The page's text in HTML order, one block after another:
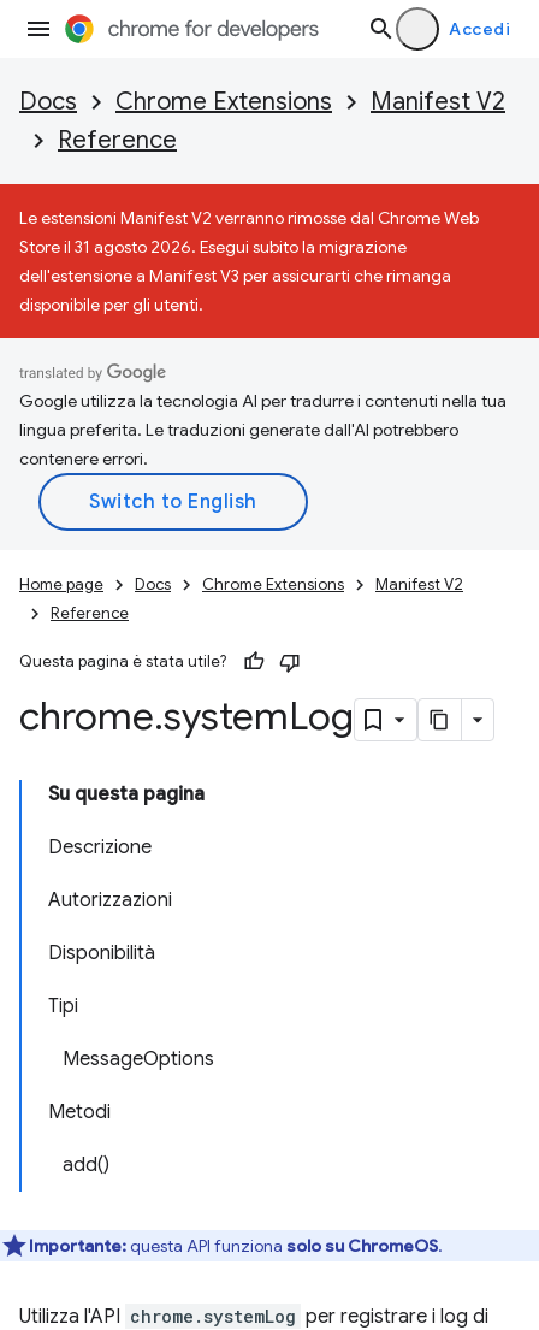
Accedi
Docs Chrome Extensions
Manifest V2
Reference
Le estensioni Manifest V2 verranno rimosse dal Chrome Web
Store il 31 agosto 2026. Esegui subito la migrazione
dell'estensione a Manifest V3 per assicurarti che rimanga
disponibile per gli utenti.
Google utilizza la tecnologia AI per tradurre i contenuti nella tua
lingua preferita. Le traduzioni generate dall'AI potrebbero
contenere errori.
Home page Docs Chrome Extensions
Manifest V2
Reference
Questa pagina è stata utile?
chrome.systemLog
Su questa pagina
Descrizione
Autorizzazioni
Disponibilità
Tipi
MessageOptions
Metodi
add()
Importante:questa API funziona solo su ChromeOS.
Utilizza l'API chrome.systemLog per registrare i log di